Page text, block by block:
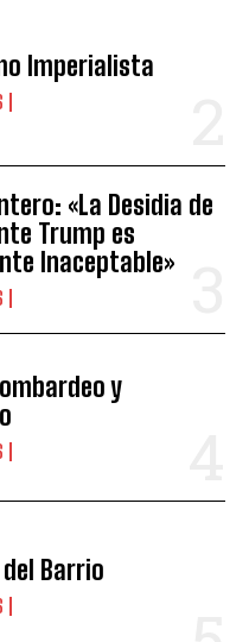
Imperialista
«La Desidia de
Trump es
Inaceptable»
y
Barrio